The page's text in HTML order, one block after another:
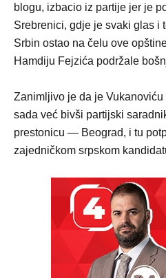
blogu, izbacio iz partije jer je
Srebrenici, gdje je svaki glas i
Srbin ostao na čelu ove
Hamdiju Fejzića podržale
Zanimljivo je da je
sada već bivši partijski
prestonicu — Beograd, i tu
zajedničkom srpskom